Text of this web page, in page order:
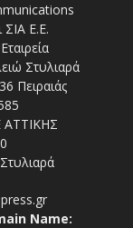
ΣΙΑ Ε.Ε.
Στυλιαρά
Πειραιάς
Name: